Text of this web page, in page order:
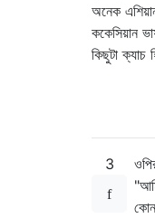
অনেক
ককেসিয়ান
কিছুটা ক্যাচ
3